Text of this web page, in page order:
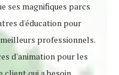
ses magnifiques parcs
d'éducation pour
professionnels.
d'animation pour les